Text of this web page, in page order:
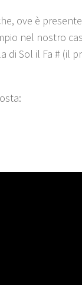
ove è
nel nostro
di Sol il Fa # (il